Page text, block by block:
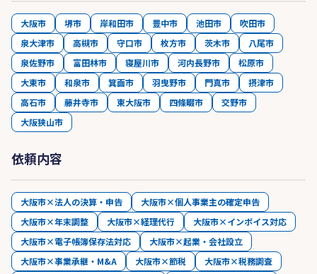
大阪市 堺市 岸和田市 豊中市 池田市
吹田市
泉大津市
高槻市 守口市 枚方市 茨木市
八尾市
泉佐野市
富田林市 寝屋川市 河内長野市
松原市
大東市
和泉市 箕面市 羽曳野市 門真市
摂津市
高石市
藤井寺市 東大阪市 四條畷市
交野市
大阪狭山市
依頼内容
大阪市×法人の決算・申告
大阪市×個人事業主の確定申告
大阪市×年末調整
大阪市×経理代行
大阪市×インボイス対応
大阪市×電子帳簿保存法対応
大阪市×起業・会社設立
大阪市×事業承継・M&A
大阪市×節税
大阪市×税務調査